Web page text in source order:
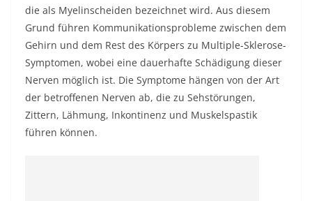
die als Myelinscheiden bezeichnet wird. Aus diesem
Grund führen Kommunikationsprobleme zwischen dem
Gehirn und dem Rest des Körpers zu Multiple-Sklerose-
Symptomen, wobei eine dauerhafte Schädigung dieser
Nerven möglich ist. Die Symptome hängen von der Art
der betroffenen Nerven ab, die zu Sehstörungen,
Zittern, Lähmung, Inkontinenz und Muskelspastik
führen können.